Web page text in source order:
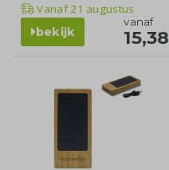
Vanaf21 augustus
bekijk
vanaf
15,38